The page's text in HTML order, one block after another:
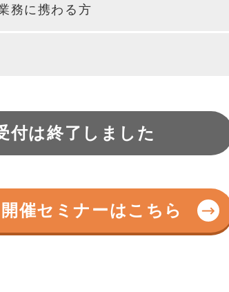
務に携わる方
付は終了しました
催セミナーはこちら